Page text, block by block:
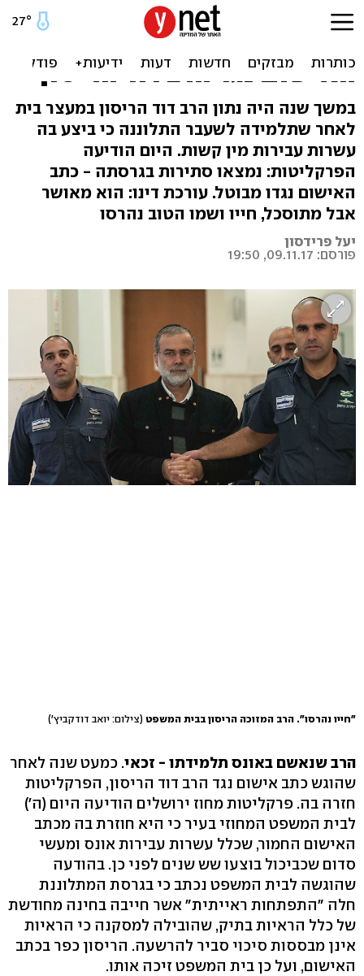
מאישום חמור לזיכוי מוחלט:
הפרקליטות חזרה בה מכתב
האישום נגד הרב דוד הריסון
במשך שנה היה נתון הרב דוד הריסון במעצר בית
לאחר שתלמידה לשעבר התלוננה כי ביצע בה
עשרות עבירות מין קשות. היום הודיעה
הפרקליטות: נמצאו סתירות בגרסתה - כתב
האישום נגדו מבוטל. עורכת דינו: הוא מאושר
אבל מתוסכל, חייו ושמו הטוב נהרסו
יעל פרידסון
פורסם: 09.11.17, 19:50
"חייו נהרסו". הרב המזוכה הריסון בבית המשפט (צילום: יואב דודקביץ')
הרב שנאשם באונס תלמידתו - זכאי. כמעט שנה לאחר
שהוגש כתב אישום נגד הרב דוד הריסון, הפרקליטות
חזרה בה. פרקליטות מחוז ירושלים הודיעה היום (ה')
לבית המשפט המחוזי בעיר כי היא חוזרת בה מכתב
האישום החמור, שכלל עשרות עבירות אונס ומעשי
סדום שכביכול בוצעו שש שנים לפני כן. בהודעה
שהוגשה לבית המשפט נכתב כי בגרסת המתלוננת
חלה "התפתחות ראייתית" אשר חייבה בחינה מחודשת
של כלל הראיות בתיק, שהובילה למסקנה כי הראיות
אינן מבססות סיכוי סביר להרשעה. הריסון כפר בכתב
האישום, ועל כן בית המשפט זיכה אותו.